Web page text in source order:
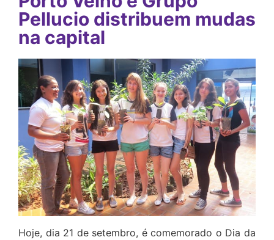
Pellucio distribuem mudas
na capital
Hoje, dia 21 de setembro, é comemorado o Dia da